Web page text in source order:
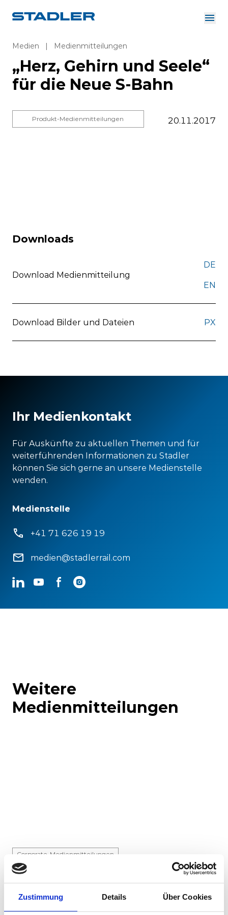
Zustimmung Details Über Cookies
Investor Relations
Zulieferer
Downloads
Deutsch
Über uns
Lösungen
Medien | Medienmitteilungen
„Herz, Gehirn und Seele“
für die Neue S-Bahn
Produkt-Medienmitteilungen 20.11.2017
Downloads
Download Medienmitteilung
DE
EN
Download Bilder und Dateien PX
Ihr Medienkontakt
Für Auskünfte zu aktuellen Themen und für
weiterführenden Informationen zu Stadler
können Sie sich gerne an unsere Medienstelle
wenden.
Medienstelle
+41 71 626 19 19
medien@stadlerrail.com
LinkedInYouTubeFacebookInstagram
Weitere
Medienmitteilungen
Corporate-Medienmitteilungen
Produkt-Medienmitteilungen
30.07.2026
Stadler liefert 45 Hybridlokomotiven für den